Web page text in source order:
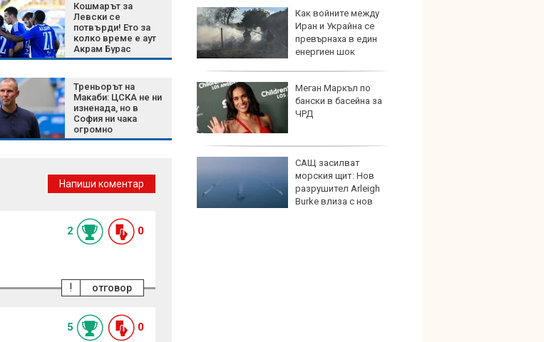
Кошмарът за
Левски се
потвърди! Ето за
колко време е аут
Акрам Бурас
Треньорът на
Макаби: ЦСКА не ни
изненада, но в
София ни чака
огромно
предизвикателство
Късна емисия
Късна емисия
появява и какво
наистина работи
Как войните между
Иран и Украйна се
превърнаха в един
енергиен шок
Меган Маркъл по
бански в басейна за
ЧРД
САЩ засилват
морския щит: Нов
разрушител Arleigh
Burke влиза с нов
Напиши коментар
2 0
отговор
!
5 0